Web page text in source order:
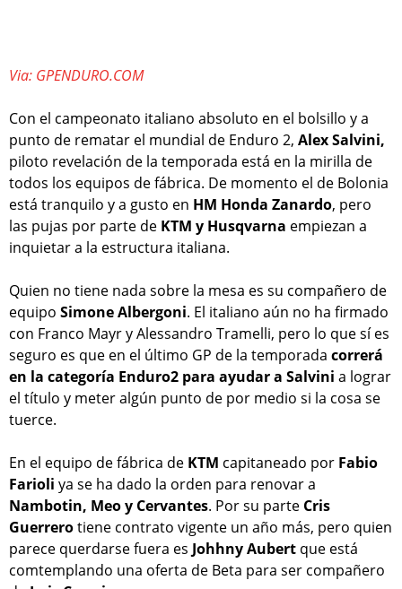
Via: GPENDURO.COM
Con el campeonato italiano absoluto en el bolsillo y a
punto de rematar el mundial de Enduro 2, Alex Salvini,
piloto revelación de la temporada está en la mirilla de
todos los equipos de fábrica. De momento el de Bolonia
está tranquilo y a gusto en HM Honda Zanardo, pero
las pujas por parte de KTM y Husqvarna empiezan a
inquietar a la estructura italiana.
Quien no tiene nada sobre la mesa es su compañero de
equipo Simone Albergoni. El italiano aún no ha firmado
con Franco Mayr y Alessandro Tramelli, pero lo que sí es
seguro es que en el último GP de la temporada correrá
en la categoría Enduro2 para ayudar a Salvini a lograr
el título y meter algún punto de por medio si la cosa se
tuerce.
En el equipo de fábrica de KTM capitaneado por Fabio
Farioli ya se ha dado la orden para renovar a
Nambotin, Meo y Cervantes. Por su parte Cris
Guerrerotiene contrato vigente un año más, pero quien
parece querdarse fuera es Johhny Aubert que está
comtemplando una oferta de Beta para ser compañero